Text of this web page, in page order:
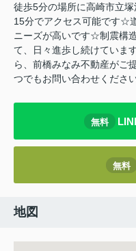
徒歩5分の場所に高崎市立
15分でアクセス可能です☆
ニーズが高いです☆制震構
て、日々進歩し続けていま
ら、前橋みなみ不動産が
つでもお問い合わせくださ
無料
無料
地図